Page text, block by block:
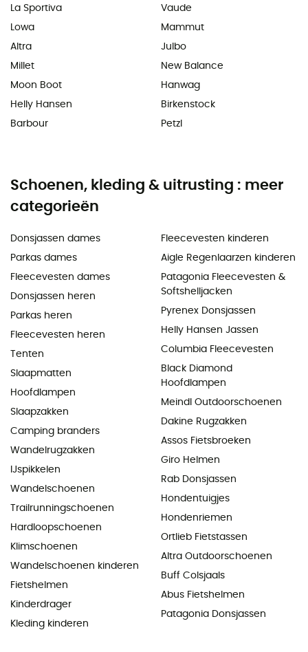
La Sportiva
Lowa
Altra
Millet
Moon Boot
Helly Hansen
Barbour
Vaude
Mammut
Julbo
New Balance
Hanwag
Birkenstock
Petzl
Schoenen, kleding & uitrusting : meer
categorieën
Donsjassen dames
Parkas dames
Fleecevesten dames
Donsjassen heren
Parkas heren
Fleecevesten heren
Tenten
Slaapmatten
Hoofdlampen
Slaapzakken
Camping branders
Wandelrugzakken
IJspikkelen
Wandelschoenen
Trailrunningschoenen
Hardloopschoenen
Klimschoenen
Wandelschoenen kinderen
Fietshelmen
Kinderdrager
Kleding kinderen
Fleecevesten kinderen
Aigle Regenlaarzen kinderen
Patagonia Fleecevesten &
Softshelljacken
Pyrenex Donsjassen
Helly Hansen Jassen
Columbia Fleecevesten
Black Diamond
Hoofdlampen
Meindl Outdoorschoenen
Dakine Rugzakken
Assos Fietsbroeken
Giro Helmen
Rab Donsjassen
Hondentuigjes
Hondenriemen
Ortlieb Fietstassen
Altra Outdoorschoenen
Buff Colsjaals
Abus Fietshelmen
Patagonia Donsjassen